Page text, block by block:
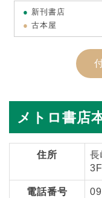
新刊書店
古本屋
メトロ書店
住所
長
3F
電話番号